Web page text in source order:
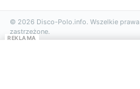
© 2026 Disco-Polo.info. Wszelkie prawa
zastrzeżone.
REKLAMA